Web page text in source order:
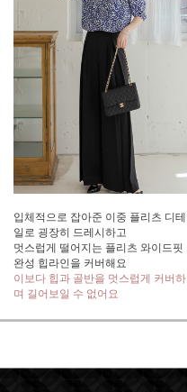
입체적으로 잡아준 이중 플리츠 디테
일로 굉장히 드레시하고
멋스럽게 떨어지는 플리츠 와이드핏
완성 힙라인을 커버해요
이보다 힙과 골반을 멋스럽게 커버하
며 길어보일 수 없어요